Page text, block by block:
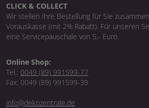
CLICK & COLLECT
Wir stellen Ihre Bestellung für Sie
Vorauskasse (mit 2% Rabatt). Für unseren
eine Servicepauschale von 5,- Euro.
Online Shop:
Tel.: 0049 (89) 991599-77
Fax: 0049 (89) 991599-39
info@dekozentrale.de